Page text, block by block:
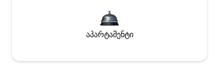
აპარტამენტი